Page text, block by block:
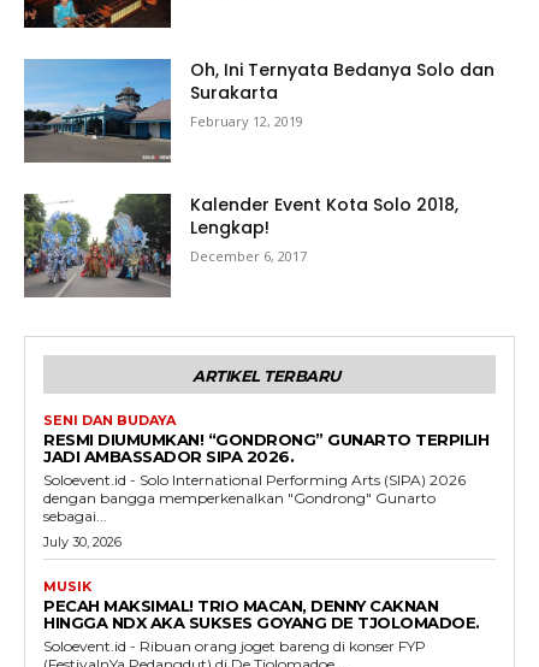
Oh, Ini Ternyata Bedanya Solo dan
Surakarta
February 12, 2019
Kalender Event Kota Solo 2018,
Lengkap!
December 6, 2017
ARTIKEL TERBARU
SENI DAN BUDAYA
RESMI DIUMUMKAN! “GONDRONG” GUNARTO TERPILIH
JADI AMBASSADOR SIPA 2026.
Soloevent.id - Solo International Performing Arts (SIPA) 2026
dengan bangga memperkenalkan "Gondrong" Gunarto
sebagai...
July 30, 2026
MUSIK
PECAH MAKSIMAL! TRIO MACAN, DENNY CAKNAN
HINGGA NDX AKA SUKSES GOYANG DE TJOLOMADOE.
Soloevent.id - Ribuan orang joget bareng di konser FYP